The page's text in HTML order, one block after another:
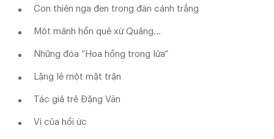
Con thiên nga đen trong đàn cánh trắng
Một mảnh hồn quê xứ Quảng...
Những đóa “Hoa hồng trong lửa”
Lặng lẽ một mặt trận
Tác giả trẻ Đặng Văn
Vị của hồi ức